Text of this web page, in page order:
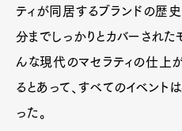
ティが同居するブランドの歴
分までしっかりとカバーされた
んな現代のマセラティの仕上
るとあって、すべてのイベン
った。